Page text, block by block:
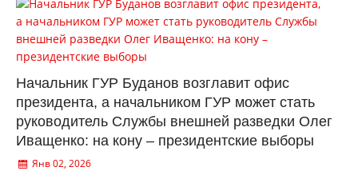
Начальник ГУР Буданов возглавит офис
президента, а начальником ГУР может стать
руководитель Службы внешней разведки Олег
Иващенко: на кону – президентские выборы
Янв 02, 2026